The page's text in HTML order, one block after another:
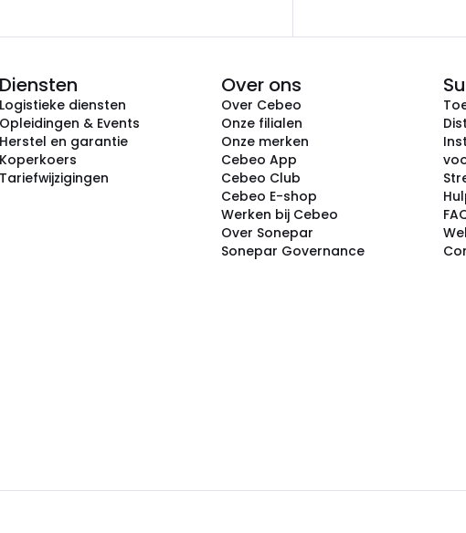
Diensten
Logistieke diensten
Opleidingen & Events
Herstel en garantie
Koperkoers
Tariefwijzigingen
Over ons
Over Cebeo
Onze filialen
Onze merken
Cebeo App
Cebeo Club
Cebeo E-shop
Werken bij Cebeo
Over Sonepar
Sonepar Governance